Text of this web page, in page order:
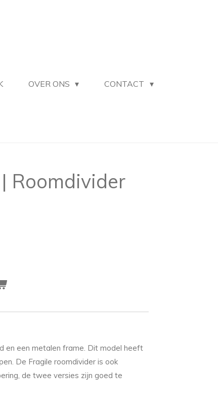
OVER ONS CONTACT
Roomdivider
en een metalen frame. Dit model heeft
De Fragile roomdivider is ook
de twee versies zijn goed te